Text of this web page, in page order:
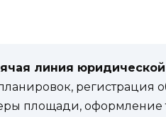
линия
регистрация
площади, оформление